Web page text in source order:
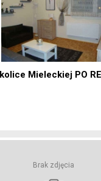
Brak zdjęcia